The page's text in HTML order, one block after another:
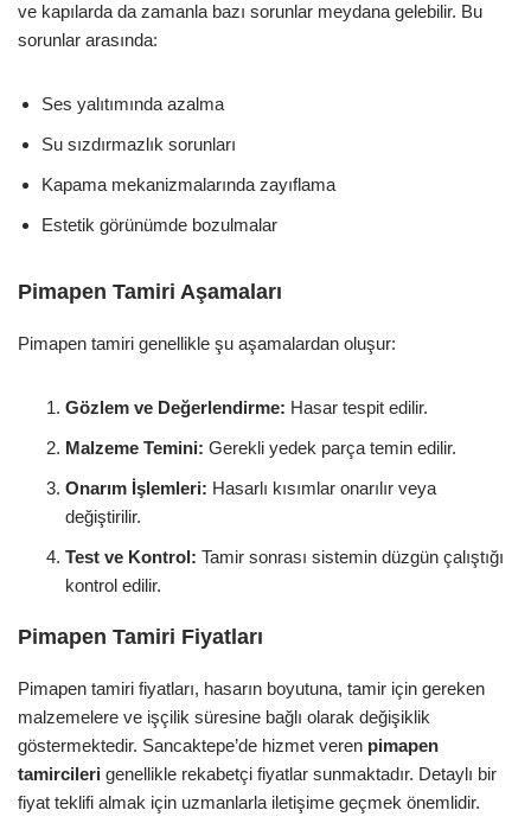
ve kapılarda da zamanla bazı sorunlar meydana gelebilir. Bu
sorunlar arasında:
Ses yalıtımında azalma
Su sızdırmazlık sorunları
Kapama mekanizmalarında zayıflama
Estetik görünümde bozulmalar
Pimapen Tamiri Aşamaları
Pimapen tamiri genellikle şu aşamalardan oluşur:
Gözlem ve Değerlendirme: Hasar tespit edilir.
Malzeme Temini: Gerekli yedek parça temin edilir.
Onarım İşlemleri: Hasarlı kısımlar onarılır veya
değiştirilir.
Test ve Kontrol: Tamir sonrası sistemin düzgün çalıştığı
kontrol edilir.
Pimapen Tamiri Fiyatları
Pimapen tamiri fiyatları, hasarın boyutuna, tamir için gereken
malzemelere ve işçilik süresine bağlı olarak değişiklik
göstermektedir. Sancaktepe’de hizmet veren pimapen
tamircileri genellikle rekabetçi fiyatlar sunmaktadır. Detaylı bir
fiyat teklifi almak için uzmanlarla iletişime geçmek önemlidir.